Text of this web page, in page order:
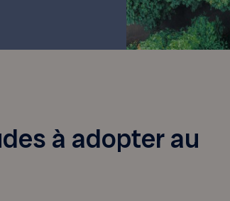
à adopter au